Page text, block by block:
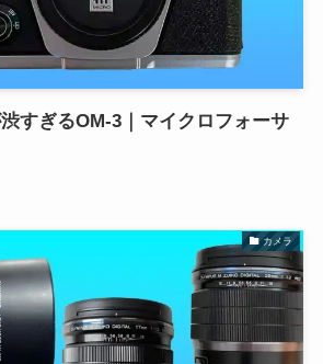
すぎるOM-3｜マイクロフォーサ
カメラ